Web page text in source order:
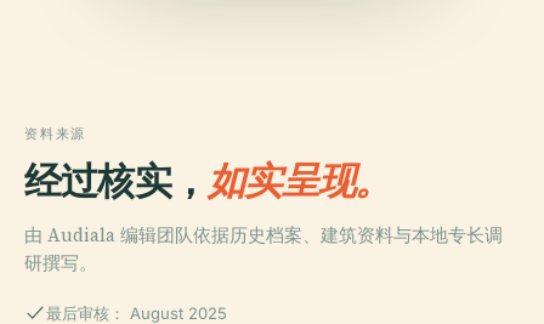
资料来源
经过核实， 如实呈现。
由 Audiala 编辑团队依据历史档案、建筑资料与本地专长调
研撰写。
最后审核： August 2025